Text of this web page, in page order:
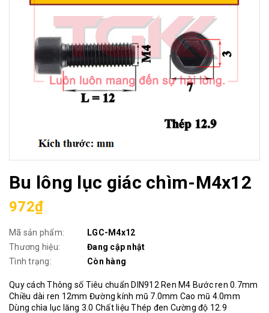
Bu lông lục giác chìm-M4x12
972₫
Mã sản phẩm:
LGC-M4x12
Thương hiệu:
Đang cập nhật
Tình trạng:
Còn hàng
Quy cách Thông số Tiêu chuẩn DIN912 Ren M4 Bước ren 0.7mm
Chiều dài ren 12mm Đường kính mũ 7.0mm Cao mũ 4.0mm
Dùng chìa lục lăng 3.0 Chất liệu Thép đen Cường độ 12.9